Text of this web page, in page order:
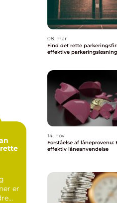
er
08. mar
Find det rette
effektive
14. nov
Forståelse af låneprovenu:
effektiv låneanvendelse